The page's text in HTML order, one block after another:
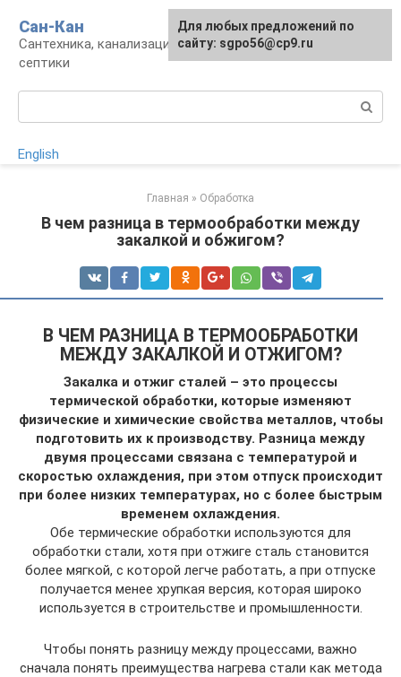
контенту
Сан-Кан
Сантехника, канализация, водопровод,
септики
English
Главная » Обработка
В чем разница в термообработки между
закалкой и обжигом?
В ЧЕМ РАЗНИЦА В ТЕРМООБРАБОТКИ
МЕЖДУ ЗАКАЛКОЙ И ОТЖИГОМ?
Закалка и отжиг сталей – это процессы
термической обработки, которые изменяют
физические и химические свойства металлов, чтобы
подготовить их к производству. Разница между
двумя процессами связана с температурой и
скоростью охлаждения, при этом отпуск происходит
при более низких температурах, но с более быстрым
временем охлаждения.
Обе термические обработки используются для
обработки стали, хотя при отжиге сталь становится
более мягкой, с которой легче работать, а при отпуске
получается менее хрупкая версия, которая широко
используется в строительстве и промышленности.
Чтобы понять разницу между процессами, важно
сначала понять преимущества нагрева стали как метода
Для любых предложений по
сайту: sgpo56@cp9.ru